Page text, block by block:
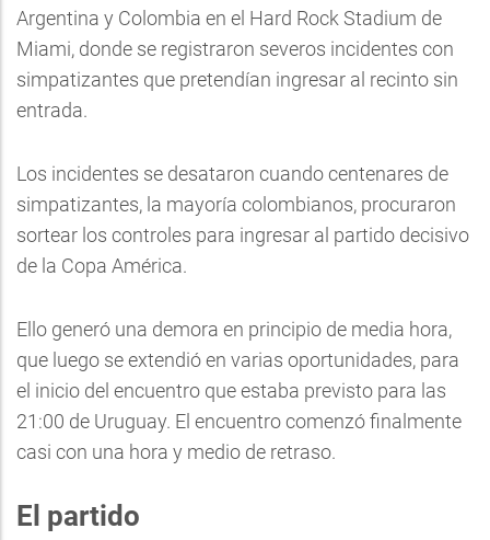
Argentina y Colombia en el Hard Rock Stadium de
Miami, donde se registraron severos incidentes con
simpatizantes que pretendían ingresar al recinto sin
entrada.
Los incidentes se desataron cuando centenares de
simpatizantes, la mayoría colombianos, procuraron
sortear los controles para ingresar al partido decisivo
de la Copa América.
Ello generó una demora en principio de media hora,
que luego se extendió en varias oportunidades, para
el inicio del encuentro que estaba previsto para las
21:00 de Uruguay. El encuentro comenzó finalmente
casi con una hora y medio de retraso.
El partido